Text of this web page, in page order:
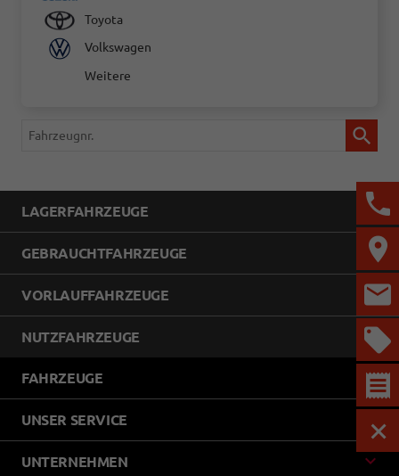
Toyota
Volkswagen
Weitere
Fahrzeugnr.
LAGERFAHRZEUGE
GEBRAUCHTFAHRZEUGE
VORLAUFFAHRZEUGE
NUTZFAHRZEUGE
FAHRZEUGE
UNSER SERVICE
UNTERNEHMEN